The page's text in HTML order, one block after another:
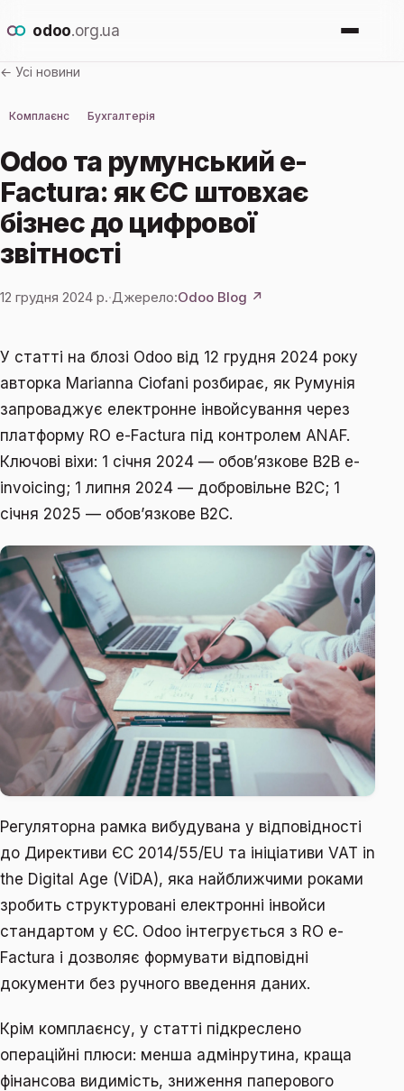
odoo.org.ua
Для кого
Новини
Впровадження
Залишити заявку
← Усі новини
Комплаєнс Бухгалтерія
Odoo та румунський e-
Factura: як ЄС штовхає
бізнес до цифрової
звітності
12 грудня 2024 р.·Джерело:Odoo Blog ↗
У статті на блозі Odoo від 12 грудня 2024 року
авторка Marianna Ciofani розбирає, як Румунія
запроваджує електронне інвойсування через
платформу RO e-Factura під контролем ANAF.
Ключові віхи: 1 січня 2024 — обовʼязкове B2B e-
invoicing; 1 липня 2024 — добровільне B2C; 1
січня 2025 — обовʼязкове B2C.
Регуляторна рамка вибудувана у відповідності
до Директиви ЄС 2014/55/EU та ініціативи VAT in
the Digital Age (ViDA), яка найближчими роками
зробить структуровані електронні інвойси
стандартом у ЄС. Odoo інтегрується з RO e-
Factura і дозволяє формувати відповідні
документи без ручного введення даних.
Крім комплаєнсу, у статті підкреслено
операційні плюси: менша адмінрутина, краща
фінансова видимість, зниження паперового